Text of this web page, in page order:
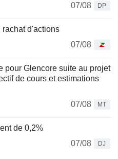
07/08
DP
d'actions
07/08
pour Glencore suite au projet
de cours et estimations
07/08
MT
de 0,2%
07/08
DJ